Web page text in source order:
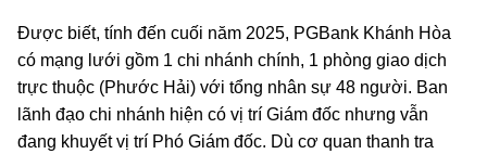
Được biết, tính đến cuối năm 2025, PGBank Khánh Hòa
có mạng lưới gồm 1 chi nhánh chính, 1 phòng giao dịch
trực thuộc (Phước Hải) với tổng nhân sự 48 người. Ban
lãnh đạo chi nhánh hiện có vị trí Giám đốc nhưng vẫn
đang khuyết vị trí Phó Giám đốc. Dù cơ quan thanh tra